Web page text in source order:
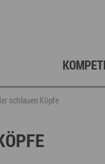
Gründung,
Fördermittelberatung
Projektarchiv
Berufs- &
Angebote für Schüler
Presse
schlauen Köpfe